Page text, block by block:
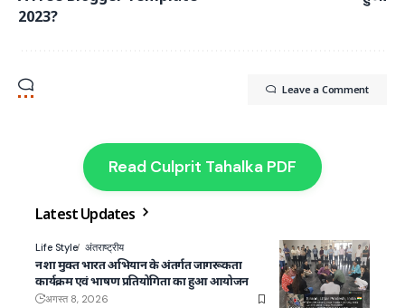
2023?
Leave a Comment
Read Culprit Tahalka PDF
Latest Updates
Life Style अंतराष्ट्रीय
नशा मुक्त भारत अभियान के अंतर्गत जागरूकता
कार्यक्रम एवं भाषण प्रतियोगिता का हुआ आयोजन
अगस्त 8, 2026